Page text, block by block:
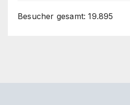
Besucher gesamt:19.895